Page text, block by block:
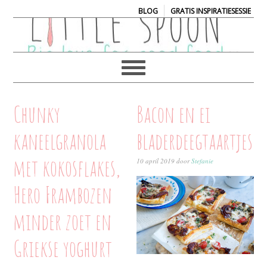
BLOG| GRATIS INSPIRATIESESSIE
Chunky
kaneelgranola
met kokosflakes,
Hero Frambozen
minder zoet en
Griekse yoghurt
Bacon en ei
bladerdeegtaartjes
10 april 2019 doorStefanie